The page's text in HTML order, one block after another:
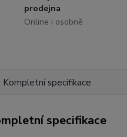
prodejna
Online i osobně
Kompletní specifikace
specifikace